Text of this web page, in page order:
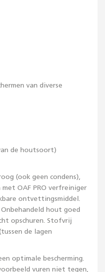
van diverse
de houtsoort)
(ook geen condens),
OAF PRO verfreiniger
ontvettingsmiddel.
hout goed
opschuren. Stofvrij
de lagen
optimale bescherming.
vuren niet tegen,